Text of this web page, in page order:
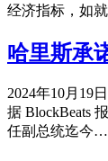
经济指标，如
哈里斯承
2024年10月19
据 BlockBeats
任副总统迄今…